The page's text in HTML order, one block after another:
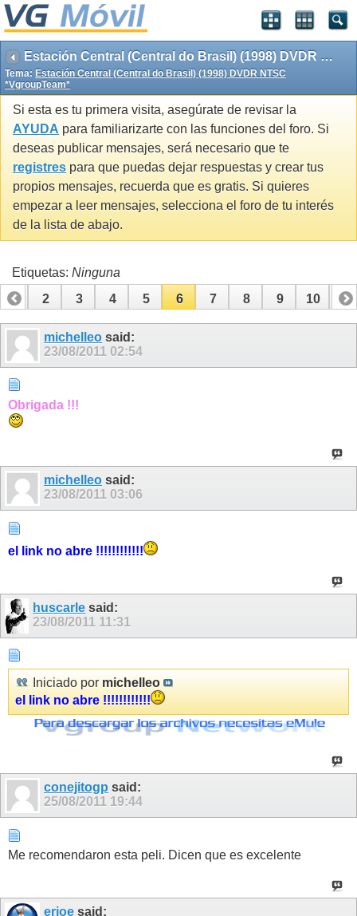
Estación Central (Central do Brasil) (1998) DVDR NTSC *VgroupTeam*
Tema: Estación Central (Central do Brasil) (1998) DVDR NTSC
*VgroupTeam*
Si esta es tu primera visita, asegúrate de revisar la
AYUDA para familiarizarte con las funciones del foro. Si
deseas publicar mensajes, será necesario que te
registres para que puedas dejar respuestas y crear tus
propios mensajes, recuerda que es gratis. Si quieres
empezar a leer mensajes, selecciona el foro de tu interés
de la lista de abajo.
Etiquetas: Ninguna
1
2 3 4 5 6 7 8 9 10 11
michelleo said:
23/08/2011 02:54
Obrigada !!!
michelleo said:
23/08/2011 03:06
el link no abre !!!!!!!!!!!!
huscarle said:
23/08/2011 11:31
Iniciado por michelleo
el link no abre !!!!!!!!!!!!
conejitogp said:
25/08/2011 19:44
Me recomendaron esta peli. Dicen que es excelente
erjoe said: